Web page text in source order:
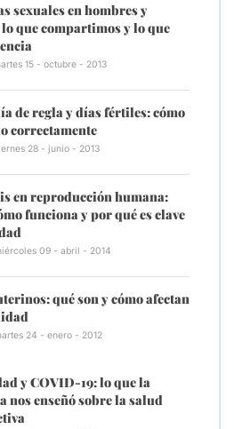
sexuales en hombres y
que compartimos y lo que
15 - octubre - 2013
de regla y días fértiles: cómo
correctamente
28 - junio - 2013
en reproducción humana:
funciona y por qué es clave
09 - abril - 2014
qué son y cómo afectan
24 - enero - 2012
y COVID-19: lo que la
nos enseñó sobre la salud